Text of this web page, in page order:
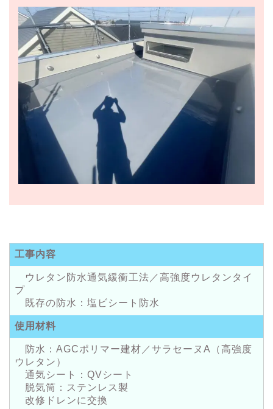
工事内容
ウレタン防水通気緩衝工法／高強度ウレタンタイ
プ
既存の防水：塩ビシート防水
使用材料
防水：AGCポリマー建材／サラセーヌA（高強度
ウレタン）
通気シート：QVシート
脱気筒：ステンレス製
改修ドレンに交換